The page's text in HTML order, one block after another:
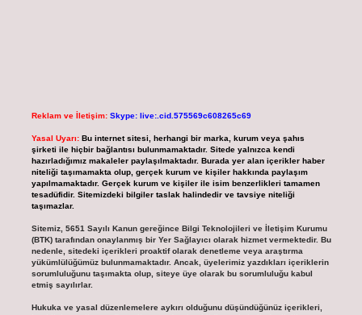
Reklam ve İletişim: Skype: live:.cid.575569c608265c69
Yasal Uyarı: Bu internet sitesi, herhangi bir marka, kurum veya şahıs
şirketi ile hiçbir bağlantısı bulunmamaktadır. Sitede yalnızca kendi
hazırladığımız makaleler paylaşılmaktadır. Burada yer alan içerikler haber
niteliği taşımamakta olup, gerçek kurum ve kişiler hakkında paylaşım
yapılmamaktadır. Gerçek kurum ve kişiler ile isim benzerlikleri tamamen
tesadüfidir. Sitemizdeki bilgiler taslak halindedir ve tavsiye niteliği
taşımazlar.
Sitemiz, 5651 Sayılı Kanun gereğince Bilgi Teknolojileri ve İletişim Kurumu
(BTK) tarafından onaylanmış bir Yer Sağlayıcı olarak hizmet vermektedir. Bu
nedenle, sitedeki içerikleri proaktif olarak denetleme veya araştırma
yükümlülüğümüz bulunmamaktadır. Ancak, üyelerimiz yazdıkları içeriklerin
sorumluluğunu taşımakta olup, siteye üye olarak bu sorumluluğu kabul
etmiş sayılırlar.
Hukuka ve yasal düzenlemelere aykırı olduğunu düşündüğünüz içerikleri,